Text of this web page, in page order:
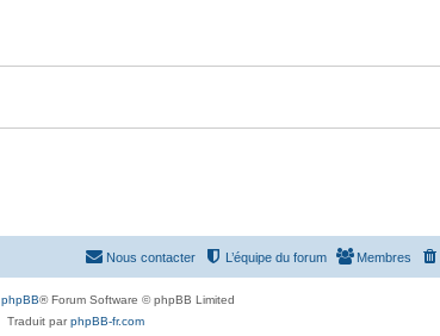
Membres
L’équipe du forum
Nous contacter
phpBB® Forum Software © phpBB Limited
Traduit parphpBB-fr.com